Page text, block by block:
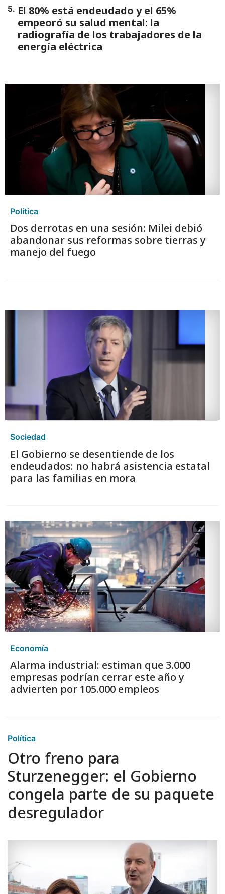
5. El 80% está endeudado y el 65%
empeoró su salud mental: la
radiografía de los trabajadores de la
energía eléctrica
Política
Dos derrotas en una sesión: Milei debió
abandonar sus reformas sobre tierras y
manejo del fuego
Sociedad
El Gobierno se desentiende de los
endeudados: no habrá asistencia estatal
para las familias en mora
Economía
Alarma industrial: estiman que 3.000
empresas podrían cerrar este año y
advierten por 105.000 empleos
Política
Otro freno para
Sturzenegger: el Gobierno
congela parte de su paquete
desregulador